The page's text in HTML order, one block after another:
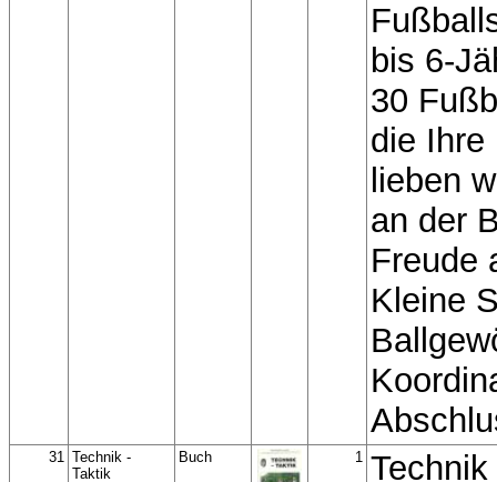
bis 6-
30
die Ihre
lieben
an der
Freude
Kleine
31 Technik -
Taktik
Buch 1